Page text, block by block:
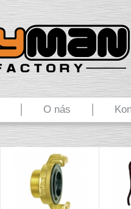
O nás